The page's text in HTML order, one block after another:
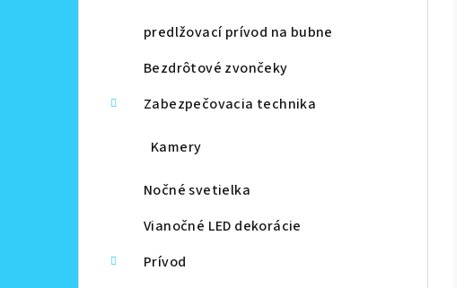
predlžovací prívod na bubne
Bezdrôtové zvončeky
Zabezpečovacia technika
Kamery
Nočné svetielka
Vianočné LED dekorácie
Prívod